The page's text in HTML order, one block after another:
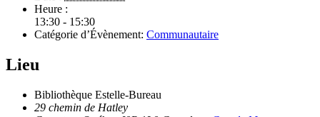
Heure :
13:30 - 15:30
Catégorie d’Évènement: Communautaire
Lieu
Bibliothèque Estelle-Bureau
29 chemin de Hatley